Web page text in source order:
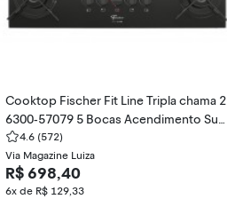
Cooktop Fischer Fit Line Tripla chama 2
6300-57079 5 Bocas Acendimento Sup
erautomático
4.6 (572)
Via Magazine Luiza
R$ 698,40
6x de R$ 129,33